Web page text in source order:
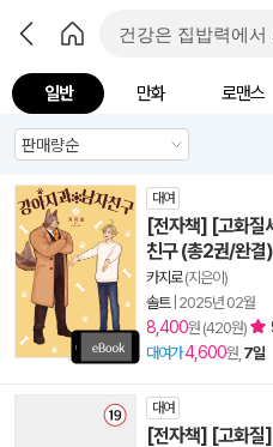
일반 만화 로맨스
대여
[전자책] [고화질
친구 (총2권/완결)
카지로(지은이)
솔트| 2025년 02월
8,400원 (420원)
대여가4,600원, 7일
대여
[전자책] [고화